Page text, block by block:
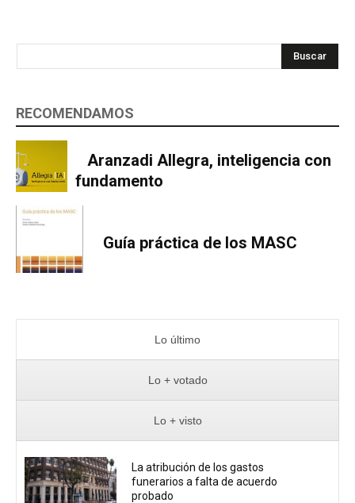
Buscar
RECOMENDAMOS
Aranzadi Allegra, inteligencia con
fundamento
Guía práctica de los MASC
Lo último
Lo + votado
Lo + visto
La atribución de los gastos
funerarios a falta de acuerdo
probado